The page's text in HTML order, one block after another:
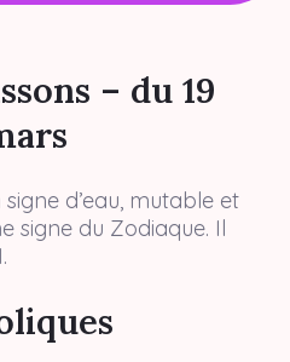
– du 19
d’eau, mutable et
signe du Zodiaque. Il